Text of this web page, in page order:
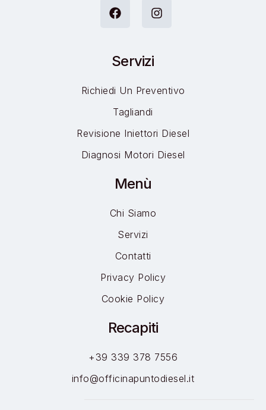
Servizi
Richiedi Un Preventivo
Tagliandi
Revisione Iniettori Diesel
Diagnosi Motori Diesel
Menù
Chi Siamo
Servizi
Contatti
Privacy Policy
Cookie Policy
Recapiti
+39 339 378 7556
info@officinapuntodiesel.it